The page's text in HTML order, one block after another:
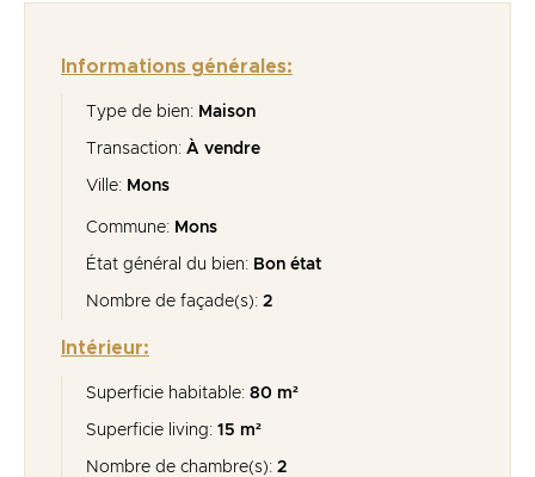
Informations générales:
Type de bien: Maison
Transaction: À vendre
Ville: Mons
Commune: Mons
État général du bien: Bon état
Nombre de façade(s): 2
Intérieur:
Superficie habitable: 80 m²
Superficie living: 15 m²
Nombre de chambre(s): 2